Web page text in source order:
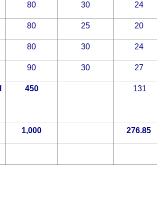
80 30 24
80 25 20
80 30 24
90 30 27
450 131
1,000 276.85